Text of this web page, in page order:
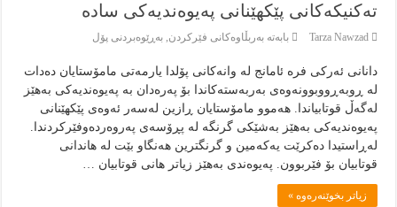
تەکنیکەکانی پێکهێنانی پەیوەندیەکی سادە
Tarza Nawzad بابەتە بەربڵاوەكانى فێركردن,بەڕێوەبردنى پۆل
دانانی ئەرکی فرە ئامانج لە وانەکانی پۆلدا یارمەتی مامۆستایان دەدات
لە ڕوبەڕووبوونەوەی بەربەستەکاندا بۆ پەرەدان بە پەیوەندیەکی بەهێز
لەگەڵ قوتابیاندا. هەموو مامۆستایان ڕازین لەسەر ئەوەی پێکهێنانی
پەیوەندیەکی بەهێز بەشێکی گرنگە لە پڕۆسەی پەروەردەوفێرکردندا.
لەڕاستیدا دەکرێت یەکەمین و گرنگترین هەنگاو بێت لە هاندانی
قوتابیان بۆ فێربوون. پەیوەندی بەهێز زیاتر هانی قوتابیان …
زياتر بخوێنەرەوە »